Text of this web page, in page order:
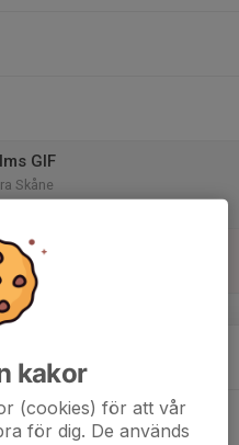
GIF
Skåne
kakor
(cookies) för att vår
för dig. De används